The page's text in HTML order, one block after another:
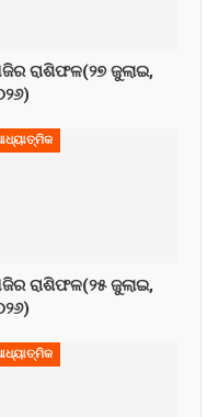
ରାଶିଫଳ(୨୭ ଜୁଲାଇ,
ରାଶିଫଳ(୨୫ ଜୁଲାଇ,